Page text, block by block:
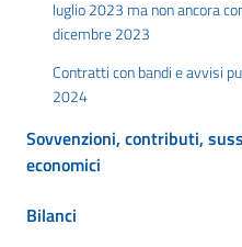
luglio 2023 ma non ancora
dicembre 2023
Contratti con bandi e avvisi
2024
Sovvenzioni, contributi,
economici
Bilanci